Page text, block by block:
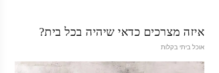
איזה מצרכים כדאי שיהיה בכל בית?
אוכל ביתי בקלות